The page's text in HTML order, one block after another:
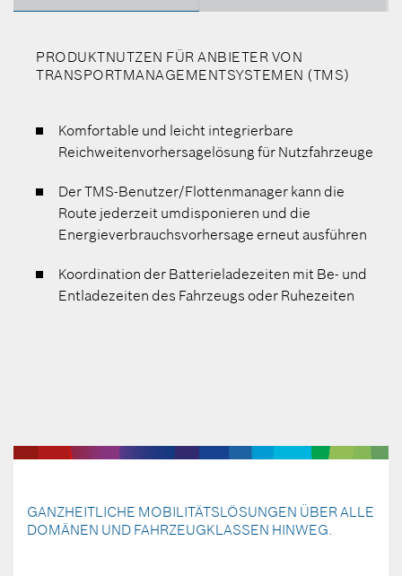
PRODUKTNUTZEN FÜR ANBIETER VON
TRANSPORTMANAGEMENTSYSTEMEN (TMS)
Komfortable und leicht integrierbare
Reichweitenvorhersagelösung für Nutzfahrzeuge
Der TMS-Benutzer/Flottenmanager kann die
Route jederzeit umdisponieren und die
Energieverbrauchsvorhersage erneut ausführen
Koordination der Batterieladezeiten mit Be- und
Entladezeiten des Fahrzeugs oder Ruhezeiten
GANZHEITLICHE MOBILITÄTSLÖSUNGEN ÜBER ALLE
DOMÄNEN UND FAHRZEUGKLASSEN HINWEG.